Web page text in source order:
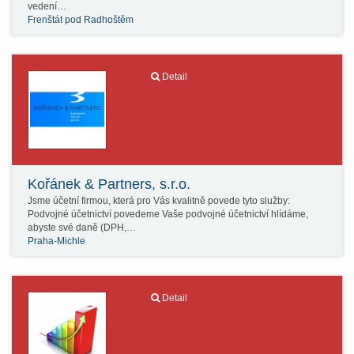
vedení…
Frenštát pod Radhoštěm
Detail
Kořánek & Partners, s.r.o.
Jsme účetní firmou, která pro Vás kvalitně povede tyto služby:
Podvojné účetnictví povedeme Vaše podvojné účetnictví hlídáme,
abyste své daně (DPH,…
Praha-Michle
Detail